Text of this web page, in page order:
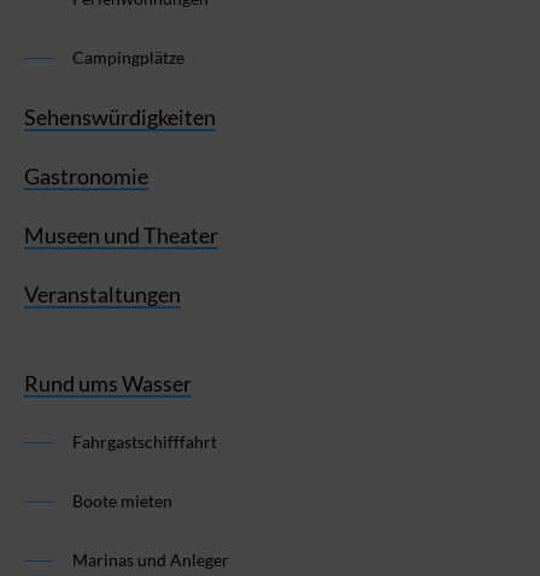
Campingplätze
Sehenswürdigkeiten
Gastronomie
Museen und Theater
Veranstaltungen
Rund ums Wasser
Fahrgastschifffahrt
Boote mieten
Marinas und Anleger